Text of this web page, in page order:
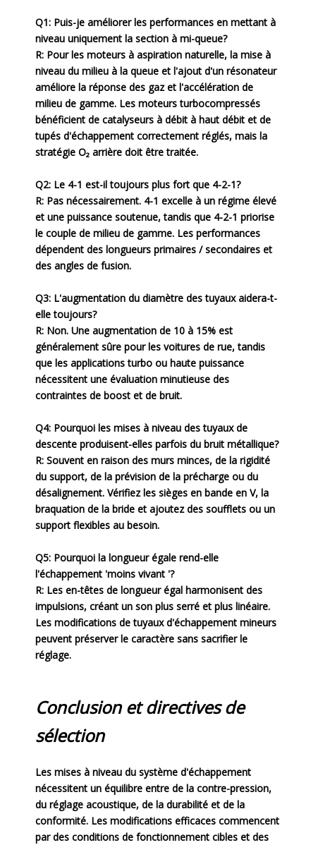
Q1: Puis-je améliorer les performances en mettant à
niveau uniquement la section à mi-queue?
R: Pour les moteurs à aspiration naturelle, la mise à
niveau du milieu à la queue et l'ajout d'un résonateur
améliore la réponse des gaz et l'accélération de
milieu de gamme. Les moteurs turbocompressés
bénéficient de catalyseurs à débit à haut débit et de
tupés d'échappement correctement réglés, mais la
stratégie O₂ arrière doit être traitée.
Q2: Le 4-1 est-il toujours plus fort que 4-2-1?
R: Pas nécessairement. 4-1 excelle à un régime élevé
et une puissance soutenue, tandis que 4-2-1 priorise
le couple de milieu de gamme. Les performances
dépendent des longueurs primaires / secondaires et
des angles de fusion.
Q3: L'augmentation du diamètre des tuyaux aidera-t-
elle toujours?
R: Non. Une augmentation de 10 à 15% est
généralement sûre pour les voitures de rue, tandis
que les applications turbo ou haute puissance
nécessitent une évaluation minutieuse des
contraintes de boost et de bruit.
Q4: Pourquoi les mises à niveau des tuyaux de
descente produisent-elles parfois du bruit métallique?
R: Souvent en raison des murs minces, de la rigidité
du support, de la prévision de la précharge ou du
désalignement. Vérifiez les sièges en bande en V, la
braquation de la bride et ajoutez des soufflets ou un
support flexibles au besoin.
Q5: Pourquoi la longueur égale rend-elle
l'échappement 'moins vivant '?
R: Les en-têtes de longueur égal harmonisent des
impulsions, créant un son plus serré et plus linéaire.
Les modifications de tuyaux d'échappement mineurs
peuvent préserver le caractère sans sacrifier le
réglage.
Conclusion et directives de
sélection
Les mises à niveau du système d'échappement
nécessitent un équilibre entre de la contre-pression,
du réglage acoustique, de la durabilité et de la
conformité. Les modifications efficaces commencent
par des conditions de fonctionnement cibles et des